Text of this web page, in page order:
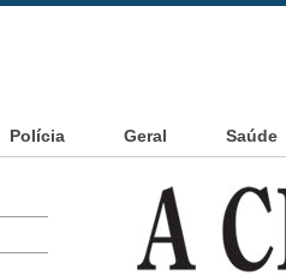
Polícia Geral Saúde